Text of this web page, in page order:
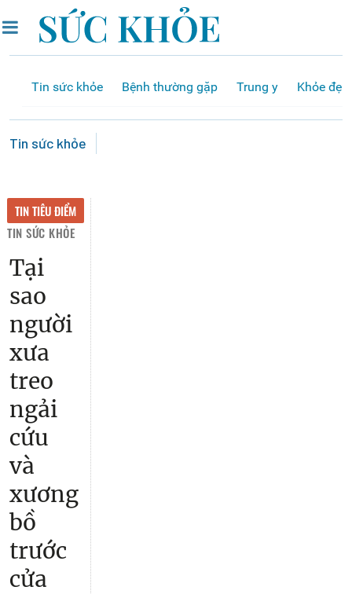
Tin sức khỏe Bệnh thường gặp Trung y Khỏe đẹp
Tin sức khỏe
TIN TIÊU ĐIỂM
TIN SỨC KHỎE
Tại
sao
người
xưa
treo
ngải
cứu
và
xương
bồ
trước
cửa